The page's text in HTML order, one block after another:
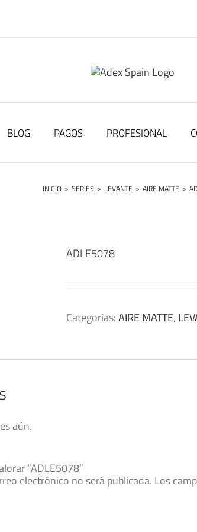
BLOG PAGOS PROFESIONAL
INICIO > SERIES > LEVANTE > AIRE MATTE >
ADLE5078
Categorías:AIRE MATTE,
aún.
“ADLE5078”
electrónico no será publicada. Los